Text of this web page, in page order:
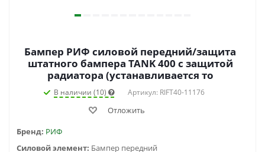
Бампер РИФ силовой передний/защита
штатного бампера TANK 400 c защитой
радиатора (устанавливается то
В наличии (10) Артикул: RIFT40-11176
Отложить
Бренд: РИФ
Силовой элемент: Бампер передний